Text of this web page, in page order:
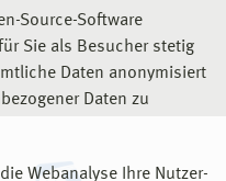
Source-Software
Sie als Besucher stetig
Daten anonymisiert
Daten zu
Webanalyse Ihre Nutzer-